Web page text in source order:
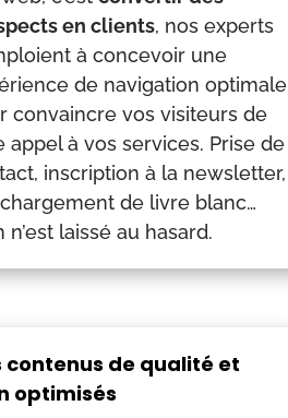
en clients, nos experts
à concevoir une
de navigation optimale
convaincre vos visiteurs de
appel à vos services. Prise de
inscription à la newsletter,
de livre blanc…
n’est laissé au hasard.
contenus de qualité et
optimisés